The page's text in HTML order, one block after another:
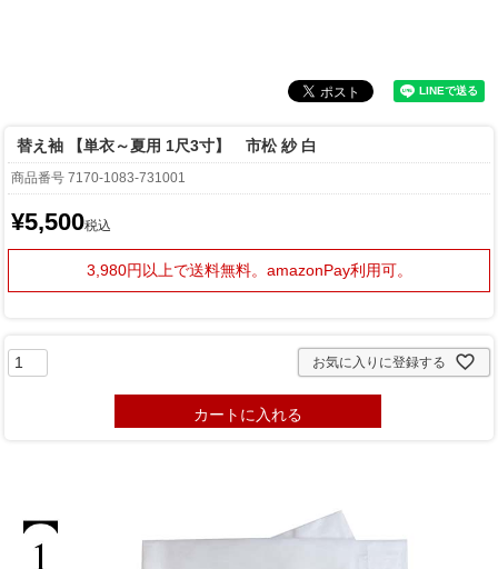
替え袖 【単衣～夏用 1尺3寸】 市松 紗 白
商品番号 7170-1083-731001
¥5,500税込
3,980円以上で送料無料。 amazonPay利用可。
お気に入りに登録する
カートに入れる